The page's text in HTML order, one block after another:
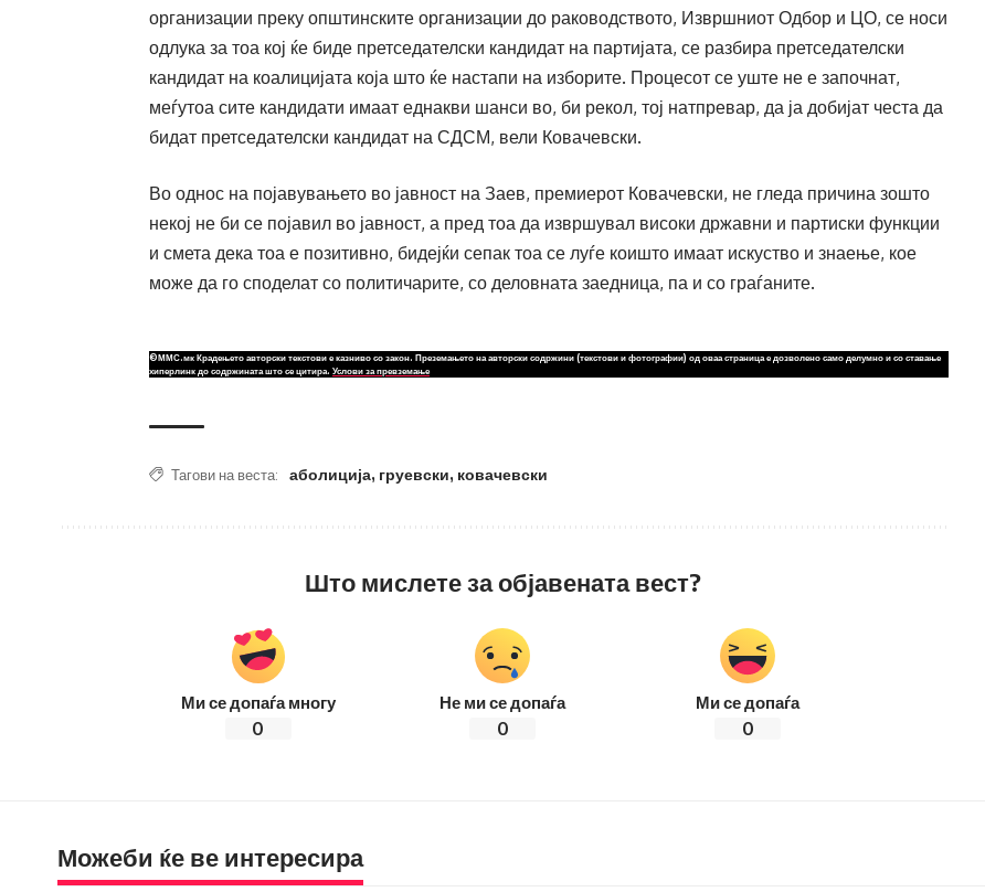
организации преку општинските организации до раководството, Извршниот Одбор и ЦО, се носи
одлука за тоа кој ќе биде претседателски кандидат на партијата, се разбира претседателски
кандидат на коалицијата која што ќе настапи на изборите. Процесот се уште не е започнат,
меѓутоа сите кандидати имаат еднакви шанси во, би рекол, тој натпревар, да ја добијат честа да
бидат претседателски кандидат на СДСМ, вели Ковачевски.
Во однос на појавувањето во јавност на Заев, премиерот Ковачевски, не гледа причина зошто
некој не би се појавил во јавност, а пред тоа да извршувал високи државни и партиски функции
и смета дека тоа е позитивно, бидејќи сепак тоа се луѓе коишто имаат искуство и знаење, кое
може да го споделат со политичарите, со деловната заедница, па и со граѓаните.
©ММС.мк Крадењето авторски текстови е казниво со закон. Преземањето на авторски содржини (текстови и фотографии) од оваа страница е дозволено само делумно и со ставање
хиперлинк до содржината што се цитира. Услови за превземање
Тагови на веста: аболиција, груевски, ковачевски
Што мислете за објавената вест?
Ми се допаѓа многу
0
Не ми се допаѓа
0
Ми се допаѓа
0
Можеби ќе ве интересира